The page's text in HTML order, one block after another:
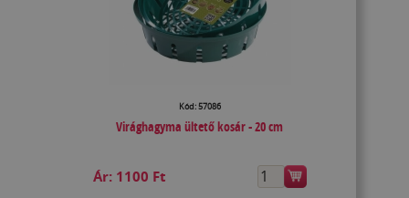
Kód: 57086
Virághagyma ültető kosár - 20 cm
Ár: 1100 Ft